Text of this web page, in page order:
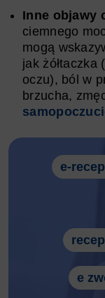
Inne objawy
ciemnego
mogą
jak żółtaczka
oczu), ból w
brzucha,
e-
e